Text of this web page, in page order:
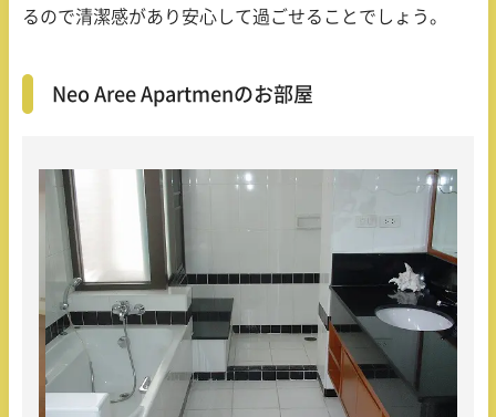
るので清潔感があり安心して過ごせることでしょう。
Neo Aree Apartmenのお部屋